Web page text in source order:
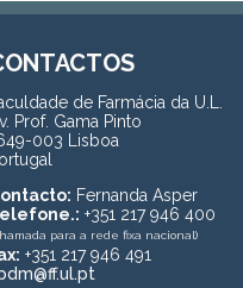
de Farmácia da U.L.
Prof. Gama Pinto
003 Lisboa
Fernanda Asper
+351 217 946 400
para a rede fixa nacional)
+351 217 946 491